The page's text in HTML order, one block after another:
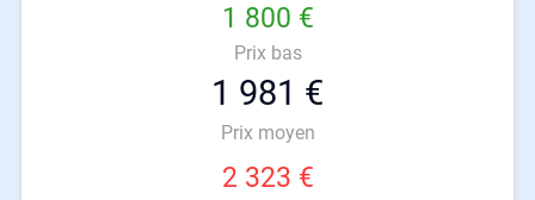
1 800 €
Prix bas
1 981 €
Prix moyen
2 323 €